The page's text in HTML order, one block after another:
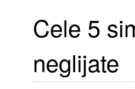
Cele 5
neglijate